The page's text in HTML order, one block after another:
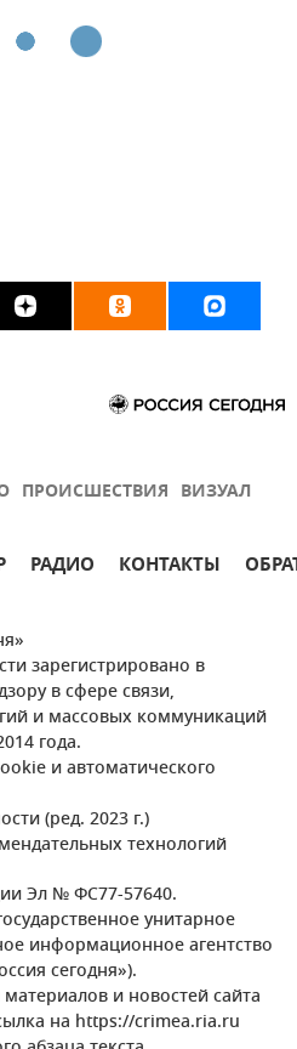
ПРОИСШЕСТВИЯ ВИЗУАЛ
РАДИО КОНТАКТЫ
зарегистрировано в
в сфере связи,
и массовых коммуникаций
года.
и автоматического
(ред. 2023 г.)
технологий
Эл № ФС77-57640.
унитарное
информационное агентство
сегодня»).
и новостей сайта
на https://crimea.ria.ru